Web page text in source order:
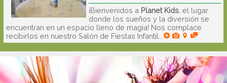
¡Bienvenidos a Planet Kids , el lugar
donde los sueños y la diversión se
encuentran en un espacio lleno de magia! Nos complace
recibirlos en nuestro Salón de Fiestas Infantil...